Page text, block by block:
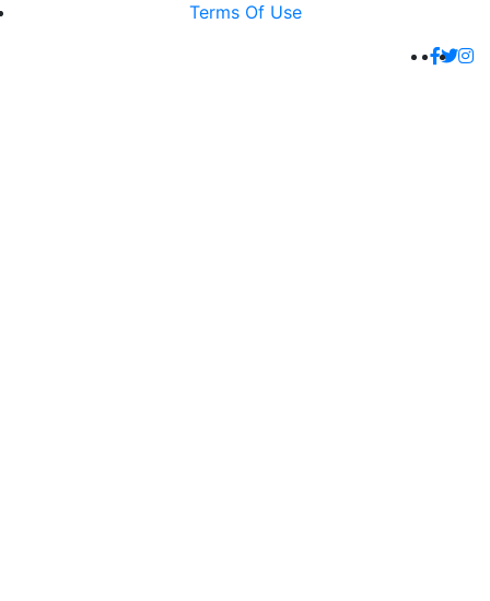
Terms Of Use